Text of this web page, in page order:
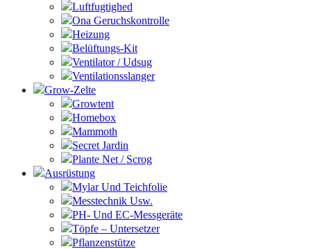
Luftfugtighed
Ona Geruchskontrolle
Heizung
Belüftungs-Kit
Ventilator / Udsug
Ventilationsslanger
Grow-Zelte
Growtent
Homebox
Mammoth
Secret Jardin
Plante Net / Scrog
Ausrüstung
Mylar Und Teichfolie
Messtechnik Usw.
PH- Und EC-Messgeräte
Töpfe – Untersetzer
Pflanzenstütze